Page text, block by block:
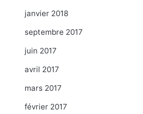
janvier 2018
septembre 2017
juin 2017
avril 2017
mars 2017
février 2017